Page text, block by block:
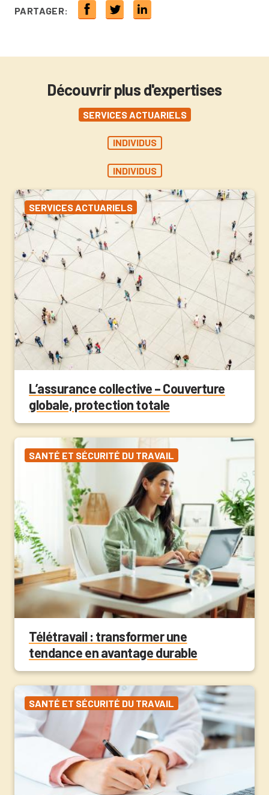
PARTAGER:
Découvrir plus d'expertises
SERVICES ACTUARIELS
INDIVIDUS
INDIVIDUS
SERVICES ACTUARIELS
L’assurance collective – Couverture
globale, protection totale
SANTÉ ET SÉCURITÉ DU TRAVAIL
Télétravail : transformer une
tendance en avantage durable
SANTÉ ET SÉCURITÉ DU TRAVAIL